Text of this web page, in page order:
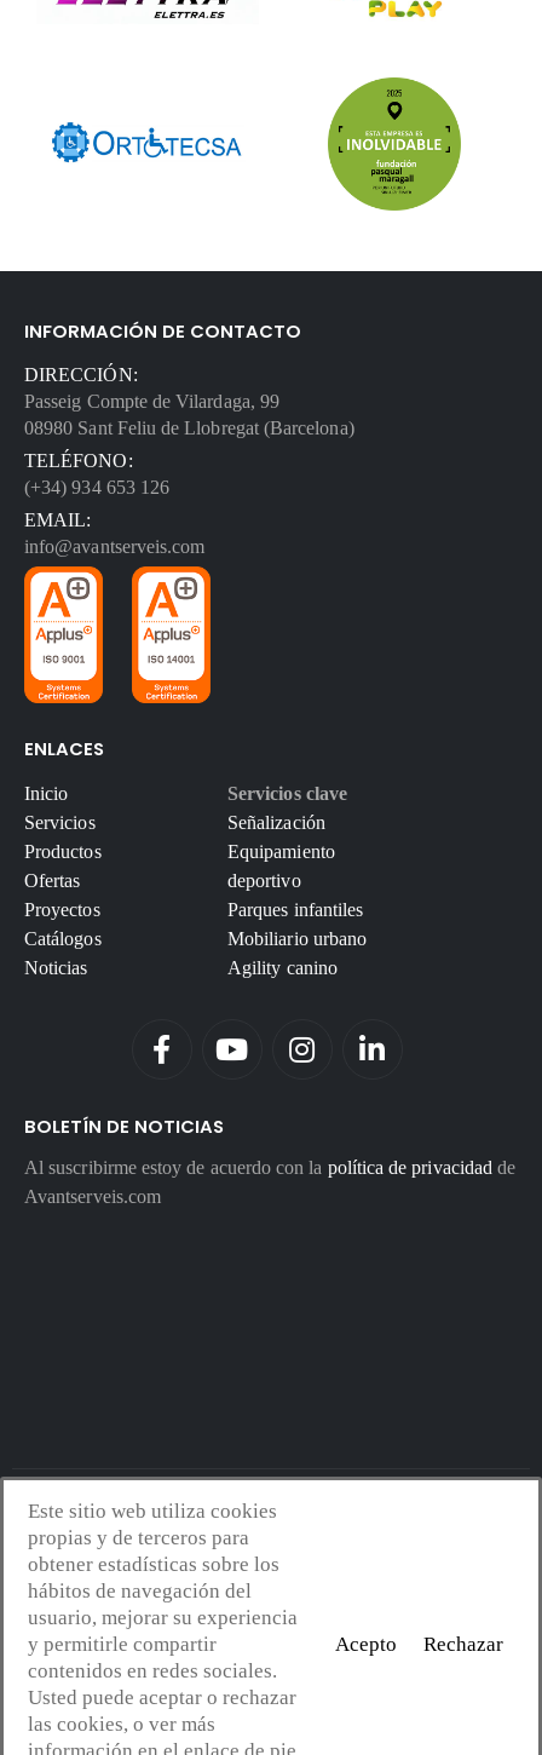
INFORMACIÓN DE CONTACTO
DIRECCIÓN:
Passeig Compte de Vilardaga, 99
08980 Sant Feliu de Llobregat (Barcelona)
TELÉFONO:
(+34) 934 653 126
EMAIL:
info@avantserveis.com
ENLACES
Inicio
Servicios
Productos
Ofertas
Proyectos
Catálogos
Noticias
Servicios clave
Señalización
Equipamiento
deportivo
Parques infantiles
Mobiliario urbano
Agility canino
BOLETÍN DE NOTICIAS
Al suscribirme estoy de acuerdo con la política de privacidad de
Avantserveis.com
Avantserveis.com -Aviso legal - GDPR
Política de cookies
- Política de calidad y medio ambiente
web:Mejorconweb
Este sitio web utiliza cookies
propias y de terceros para
obtener estadísticas sobre los
hábitos de navegación del
usuario, mejorar su experiencia
y permitirle compartir
contenidos en redes sociales.
Usted puede aceptar o rechazar
las cookies, o ver más
Acepto Rechazar